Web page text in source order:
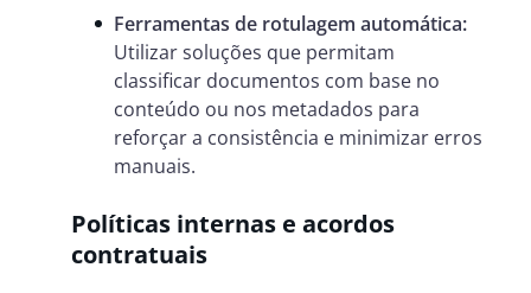
Ferramentas de rotulagem automática:
Utilizar soluções que permitam
classificar documentos com base no
conteúdo ou nos metadados para
reforçar a consistência e minimizar erros
manuais.
Políticas internas e acordos
contratuais